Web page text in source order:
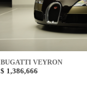
BUGATTI VEYRON
$ 1,386,666